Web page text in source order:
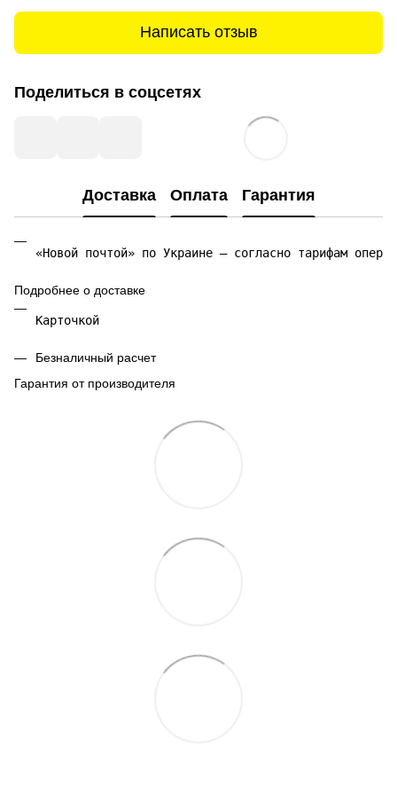
Написать отзыв
Поделиться в соцсетях
Доставка Оплата Гарантия
«Новой почтой» по Украине — согласно тарифам
Подробнее о доставке
Карточкой
Безналичный расчет
Гарантия от производителя